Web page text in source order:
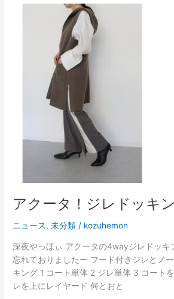
アクータ！ジレドッキ
ニュース,未分類 / kozuhemon
深夜やっほぃ アクータの4wayジレドッキ
忘れておりましたー フード付きジレとノ
キング 1 コート単体 2 ジレ単体 3 コート
レを上にレイヤード 何とおと